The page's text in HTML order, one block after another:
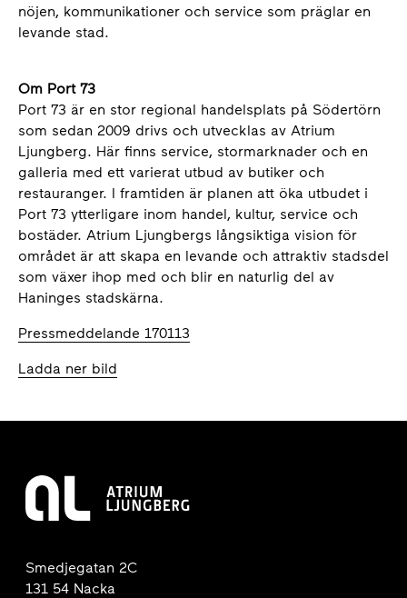
nöjen, kommunikationer och service som präglar en
levande stad.
Om Port 73
Port 73 är en stor regional handelsplats på Södertörn
som sedan 2009 drivs och utvecklas av Atrium
Ljungberg. Här finns service, stormarknader och en
galleria med ett varierat utbud av butiker och
restauranger. I framtiden är planen att öka utbudet i
Port 73 ytterligare inom handel, kultur, service och
bostäder. Atrium Ljungbergs långsiktiga vision för
området är att skapa en levande och attraktiv stadsdel
som växer ihop med och blir en naturlig del av
Haninges stadskärna.
Pressmeddelande 170113
Ladda ner bild
Smedjegatan 2C
131 54 Nacka